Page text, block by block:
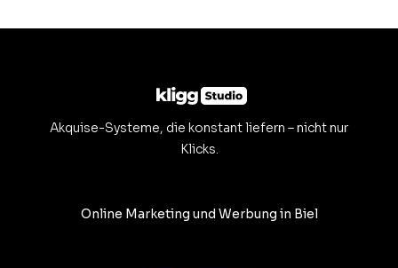
Akquise-Systeme, die konstant liefern – nicht nur
Klicks.
Online Marketing und Werbung in Biel